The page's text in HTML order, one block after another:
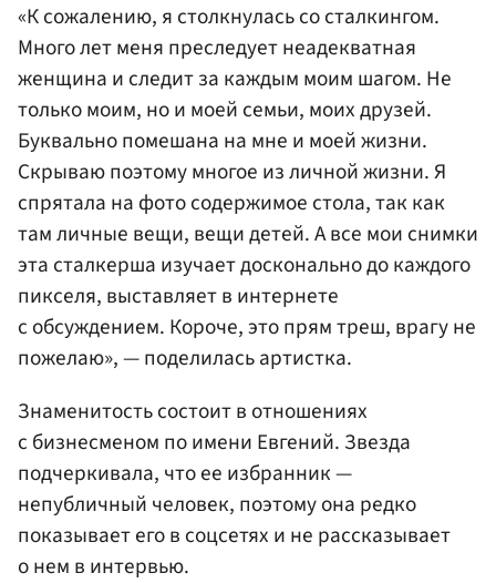
«К сожалению, я столкнулась со сталкингом.
Много лет меня преследует неадекватная
женщина и следит за каждым моим шагом. Не
только моим, но и моей семьи, моих друзей.
Буквально помешана на мне и моей жизни.
Скрываю поэтому многое из личной жизни. Я
спрятала на фото содержимое стола, так как
там личные вещи, вещи детей. А все мои снимки
эта сталкерша изучает досконально до каждого
пикселя, выставляет в интернете
с обсуждением. Короче, это прям треш, врагу не
пожелаю», — поделилась артистка.
Знаменитость состоит в отношениях
с бизнесменом по имени Евгений. Звезда
подчеркивала, что ее избранник —
непубличный человек, поэтому она редко
показывает его в соцсетях и не рассказывает
о нем в интервью.